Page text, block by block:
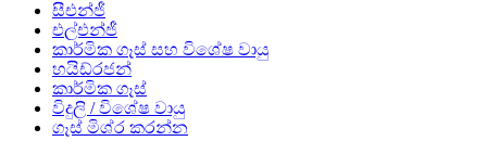
සීඑන්ජී
එල්එන්ජී
කාර්මික ගෑස් සහ විශේෂ වායු
හයිඩ්රජන්
කාර්මික ගෑස්
විදුලි / විශේෂ වායු
ගෑස් මිශ්ර කරන්න